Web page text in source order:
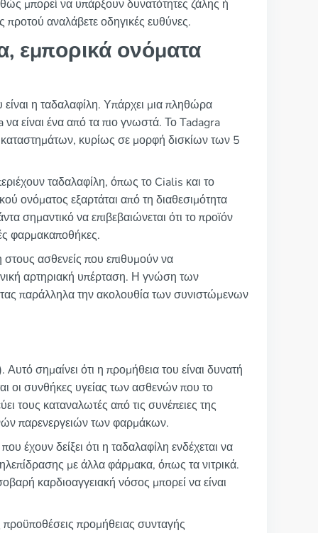
μπορεί να υπάρξουν δυνατότητες ζάλης ή
αναλάβετε οδηγικές ευθύνες.
εμπορικά ονόματα
η ταδαλαφίλη. Υπάρχει μια πληθώρα
είναι ένα από τα πιο γνωστά. Το Tadagra
κυρίως σε μορφή δισκίων των 5
ταδαλαφίλη, όπως το Cialis και το
ονόματος εξαρτάται από τη διαθεσιμότητα
σημαντικό να επιβεβαιώνεται ότι το προϊόν
φαρμακαποθήκες.
ασθενείς που επιθυμούν να
αρτηριακή υπέρταση. Η γνώση των
παράλληλα την ακολουθία των συνιστώμενων
σημαίνει ότι η προμήθεια του είναι δυνατή
οι συνθήκες υγείας των ασθενών που το
τους καταναλωτές από τις συνέπειες της
παρενεργειών των φαρμάκων.
έχουν δείξει ότι η ταδαλαφίλη ενδέχεται να
με άλλα φάρμακα, όπως τα νιτρικά.
καρδιοαγγειακή νόσος μπορεί να είναι
προμήθειας συνταγής